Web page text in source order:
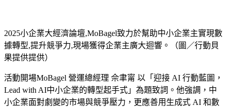
2025小企業大經濟論壇,MoBagel致力於幫助中小企業主實現數
據轉型,提升競爭力,現場獲得企業主廣大迴響。（圖／行動貝
果提供提供）
活動開場MoBagel 營運總經理 佘聿甯 以「迎接 AI 行動藍圖，
Lead with AI中小企業的轉型起手式」為題致詞。他強調，中
小企業面對劇變的市場與競爭壓力，更應善用生成式 AI 和數